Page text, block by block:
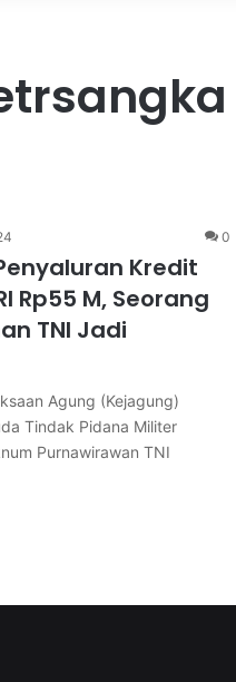
0
Kredit
Rp55 M, Seorang
TNI Jadi
Agung (Kejagung)
Tindak Pidana Militer
Purnawirawan TNI